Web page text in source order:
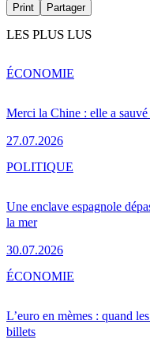
Print Partager
LES PLUS LUS
Merci la Chine : elle a
27.07.2026
ÉCONOMIE
Une enclave espagnole
la mer
30.07.2026
POLITIQUE
L’euro en mèmes : quand
billets
ÉCONOMIE